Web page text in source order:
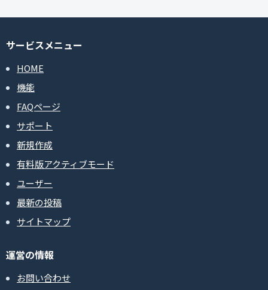
サービスメニュー
HOME
機能
FAQページ
サポート
新規作成
有料版アクティブモード
ユーザー
最新の投稿
サイトマップ
運営の情報
お問い合わせ